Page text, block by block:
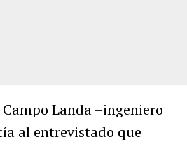
Campo Landa –ingeniero
al entrevistado que